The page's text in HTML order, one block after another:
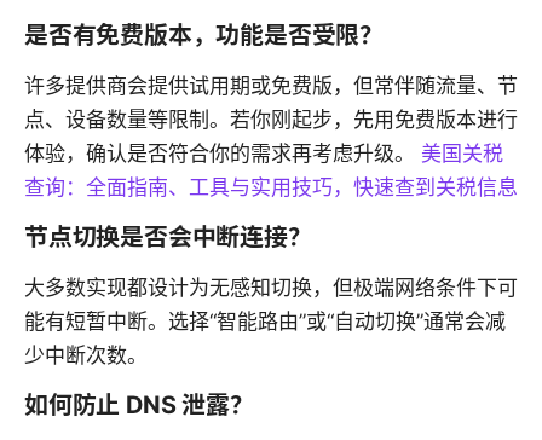
是否有免费版本，功能是否受限？
许多提供商会提供试用期或免费版，但常伴随流量、节
点、设备数量等限制。若你刚起步，先用免费版本进行
体验，确认是否符合你的需求再考虑升级。 美国关税
查询：全面指南、工具与实用技巧，快速查到关税信息
节点切换是否会中断连接？
大多数实现都设计为无感知切换，但极端网络条件下可
能有短暂中断。选择“智能路由”或“自动切换”通常会减
少中断次数。
如何防止 DNS 泄露？